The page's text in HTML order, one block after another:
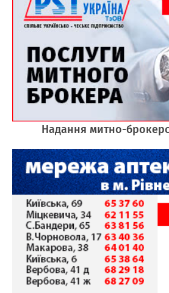
Надання митно-